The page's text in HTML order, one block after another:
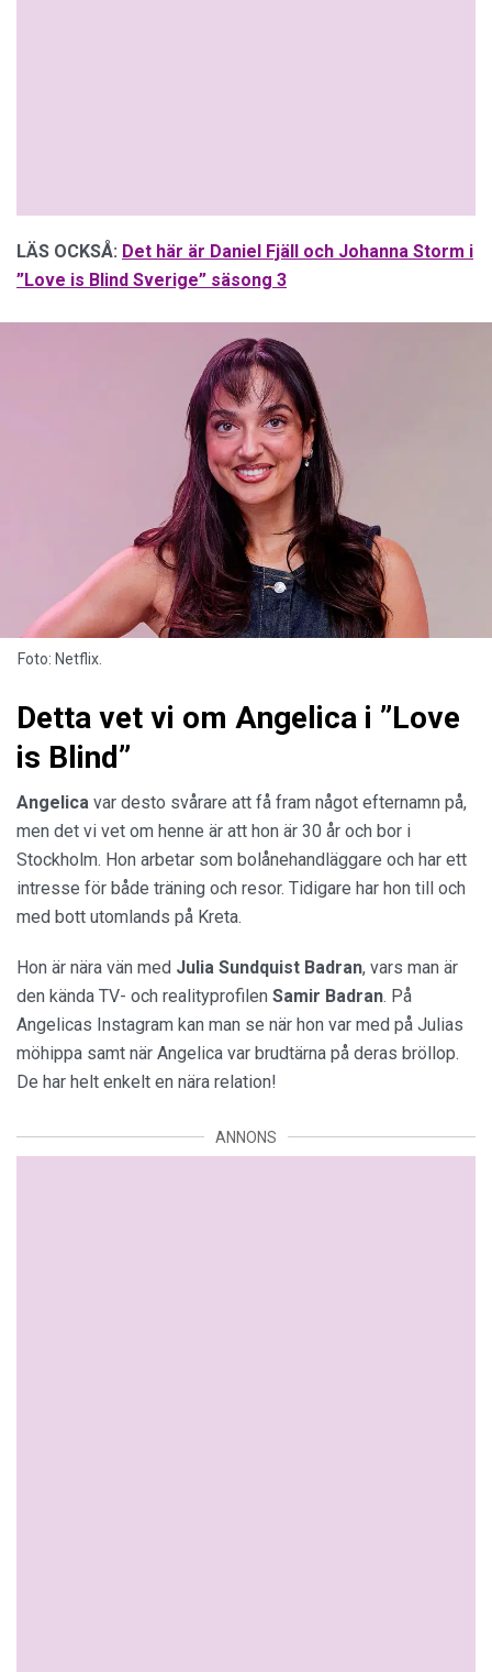
LÄS OCKSÅ: Det här är Daniel Fjäll och Johanna Storm i
”Love is Blind Sverige” säsong 3
Foto: Netflix.
Detta vet vi om Angelica i ”Love
is Blind”
Angelica var desto svårare att få fram något efternamn på,
men det vi vet om henne är att hon är 30 år och bor i
Stockholm. Hon arbetar som bolånehandläggare och har ett
intresse för både träning och resor. Tidigare har hon till och
med bott utomlands på Kreta.
Hon är nära vän med Julia Sundquist Badran, vars man är
den kända TV- och realityprofilen Samir Badran. På
Angelicas Instagram kan man se när hon var med på Julias
möhippa samt när Angelica var brudtärna på deras bröllop.
De har helt enkelt en nära relation!
ANNONS